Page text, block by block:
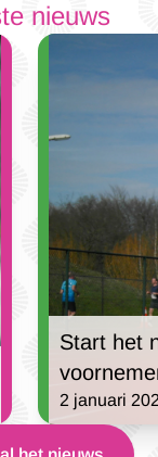
nieuws
Start het
2 januari